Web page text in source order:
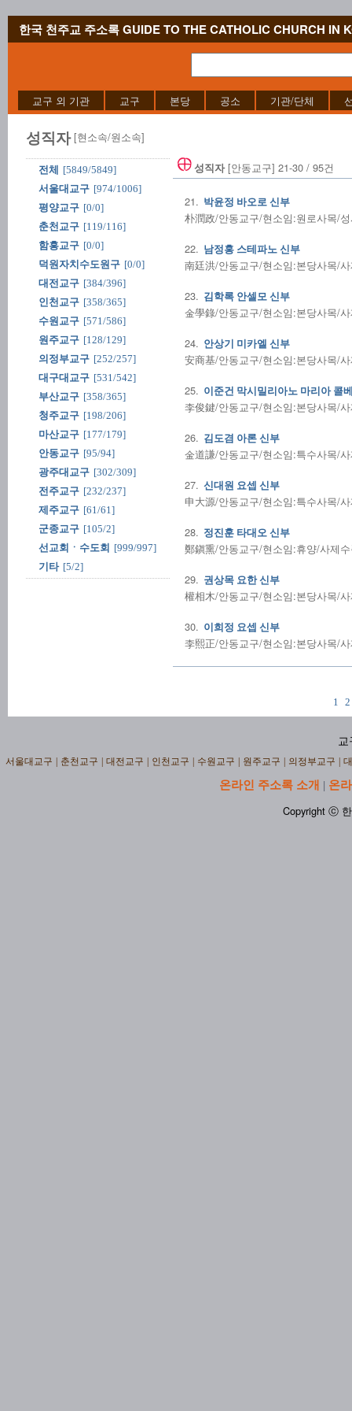
한국 천주교 주소록 GUIDE TO THE CATHOLIC CHURCH IN
교구 외 기관 교구 본당 공소 기관/단체
성직자 [현소속/원소속]
전체
[5849/5849]
서울대교구 [974/1006]
평양교구 [0/0]
춘천교구 [119/116]
함흥교구 [0/0]
덕원자치수도원구 [0/0]
대전교구 [384/396]
인천교구 [358/365]
수원교구 [571/586]
원주교구 [128/129]
의정부교구 [252/257]
대구대교구 [531/542]
부산교구 [358/365]
청주교구 [198/206]
마산교구 [177/179]
안동교구 [95/94]
광주대교구 [302/309]
전주교구 [232/237]
제주교구 [61/61]
군종교구 [105/2]
선교회ㆍ수도회 [999/997]
기타 [5/2]
성직자[안동교구] 21-30 / 95건
21. 박윤정 바오로 신부
朴潤政/안동교구/현소임:원로사목/
22. 남정홍 스테파노 신부
南廷洪/안동교구/현소임:본당사목/
23. 김학록 안셀모 신부
金學錄/안동교구/현소임:본당사목/
24. 안상기 미카엘 신부
安商基/안동교구/현소임:본당사목/
25. 이준건 막시밀리아노 마리아 콜
李俊鍵/안동교구/현소임:본당사목/
26. 김도겸 아론 신부
金道謙/안동교구/현소임:특수사목/
27. 신대원 요셉 신부
申大源/안동교구/현소임:특수사목/
28. 정진훈 타대오 신부
鄭鎭熏/안동교구/현소임:휴양/사제
29. 권상목 요한 신부
權相木/안동교구/현소임:본당사목/
30. 이희정 요셉 신부
李熙正/안동교구/현소임:본당사목/
1 2
교
서울대교구 춘천교구 대전교구 인천교구 수원교구 원주교구 의정부교구
온라인 주소록 소개 | 온
Copyright ⓒ